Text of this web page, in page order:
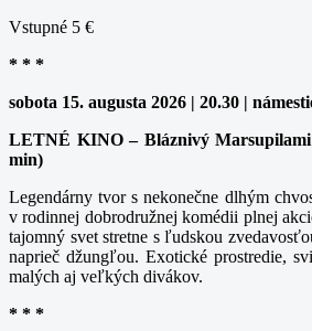
Vstupné 5 €
* * *
sobota 15. augusta 2026 | 20.30 |
LETNÉ KINO – Bláznivý Marsupilami
min)
Legendárny tvor s nekonečne dlhým
v rodinnej dobrodružnej komédii plnej
tajomný svet stretne s ľudskou
naprieč džungľou. Exotické prostredie,
malých aj veľkých divákov.
* * *